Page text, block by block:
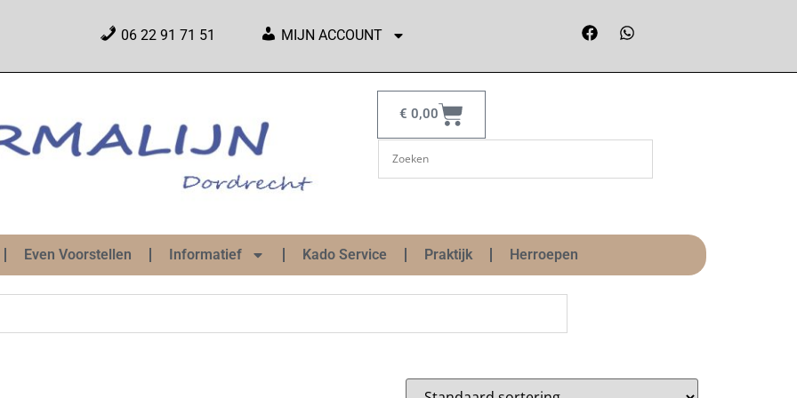
06 22 91 71 51 MIJN ACCOUNT
€ 0,00
Even Voorstellen Informatief Kado Service Praktijk Herroepen